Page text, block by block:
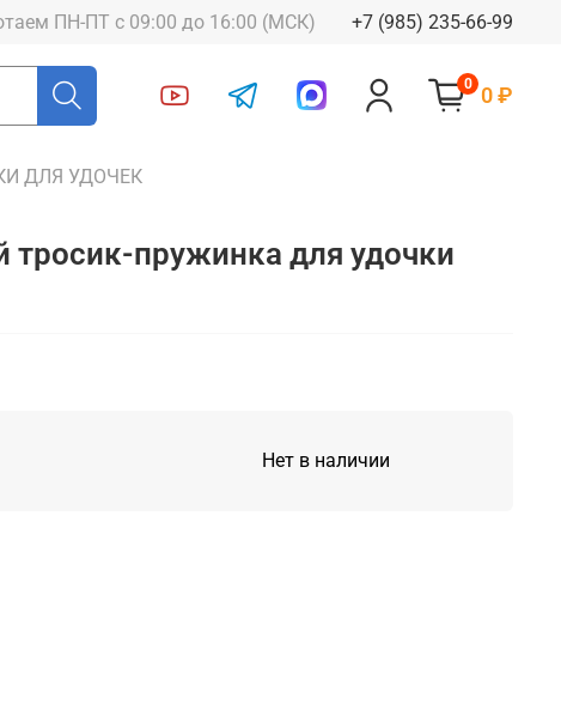
ПН-ПТ с 09:00 до 16:00 (МСК) +7 (985) 235-66-99
0 0 ₽
ДЛЯ УДОЧЕК
тросик-пружинка для удочки
Нет в наличии